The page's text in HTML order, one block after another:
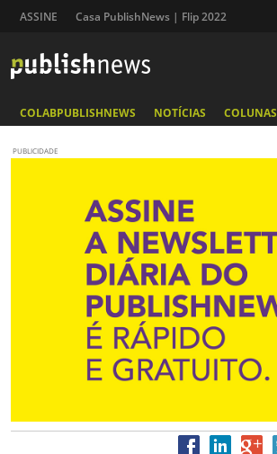
ASSINE Casa PublishNews | Flip 2022
COLABPUBLISHNEWS NOTÍCIAS COLUNAS
PUBLICIDADE